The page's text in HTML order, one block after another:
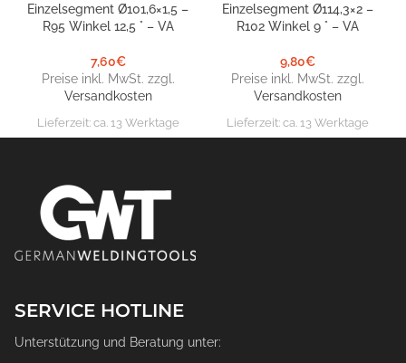
Einzelsegment Ø101,6×1,5 –
R95 Winkel 12,5 ° – VA
7,60€
Preise inkl. MwSt. zzgl.
Versandkosten
Lieferzeit: ca. 13 Werktage
Einzelsegment Ø114,3×2 –
R102 Winkel 9 ° – VA
9,80€
Preise inkl. MwSt. zzgl.
Versandkosten
Lieferzeit: ca. 13 Werktage
SERVICE HOTLINE
Unterstützung und Beratung unter: